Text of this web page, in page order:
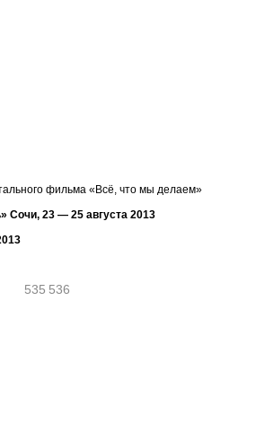
фильма « Всё, что мы делаем»
Сочи, 23 — 25 августа 2013
535 536